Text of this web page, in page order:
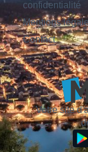
confidentialité
Mentions
Contact
Votre site